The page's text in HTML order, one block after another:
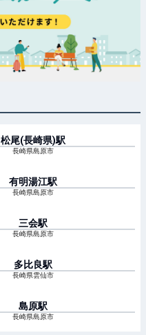
松尾(長崎県)駅
長崎県島原市
有明湯江駅
長崎県島原市
三会駅
長崎県島原市
多比良駅
長崎県雲仙市
島原駅
長崎県島原市